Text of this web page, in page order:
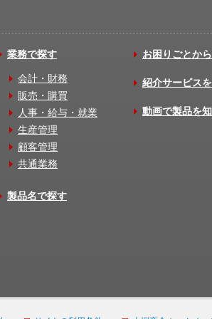
業務で探す
会計・財務
販売・購買
人事・給与・就業
生産管理
顧客管理
共通業務
製品名で探す
お困りごとか
紹介サービス
動画で製品を